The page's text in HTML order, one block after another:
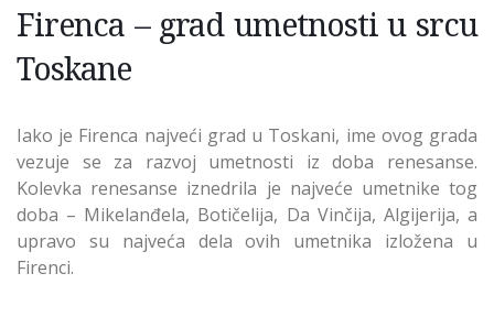
Firenca – grad umetnosti u srcu
Toskane
Iako je Firenca najveći grad u Toskani, ime ovog grada
vezuje se za razvoj umetnosti iz doba renesanse.
Kolevka renesanse iznedrila je najveće umetnike tog
doba – Mikelanđela, Botičelija, Da Vinčija, Algijerija, a
upravo su najveća dela ovih umetnika izložena u
Firenci.